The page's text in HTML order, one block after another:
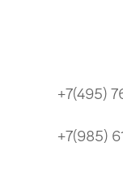
+7(495)
+7(985)